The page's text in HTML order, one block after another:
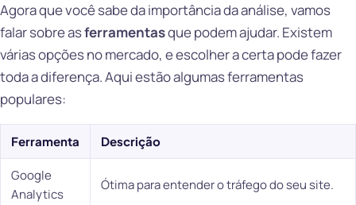
Agora que você sabe da importância da análise, vamos
falar sobre asferramentasque podem ajudar. Existem
várias opções no mercado, e escolher a certa pode fazer
toda a diferença. Aqui estão algumas ferramentas
populares:
Ferramenta Descrição
Google
Analytics
Ótima para entender o tráfego do seu site.